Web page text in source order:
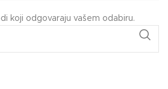
koji odgovaraju vašem odabiru.